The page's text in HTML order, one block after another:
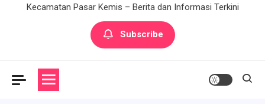
Kecamatan Pasar Kemis – Berita dan Informasi Terkini
Subscribe